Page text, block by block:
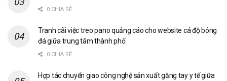
0 CHIA SẺ
Tranh cãi việc treo pano quảng cáo cho website cá độ bóng
đá giữa trung tâm thành phố
0 CHIA SẺ
Hợp tác chuyển giao công nghệ sản xuất găng tay y tế giữa